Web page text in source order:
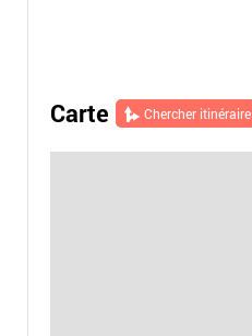
Carte Chercher itinéraire